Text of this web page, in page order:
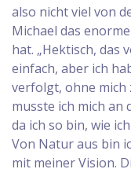
also nicht viel von
Michael das
hat. „Hektisch, das
einfach, aber ich
verfolgt, ohne mich
musste ich mich an
da ich so bin, wie
Von Natur aus bin
mit meiner Vision.